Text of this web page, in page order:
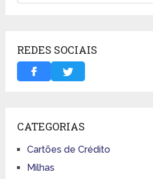
REDES SOCIAIS
CATEGORIAS
Cartões de Crédito
Milhas